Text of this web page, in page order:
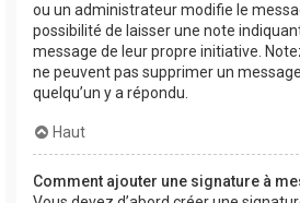
ou un administrateur modifie le
possibilité de laisser une note
message de leur propre initiative.
ne peuvent pas supprimer un
quelqu’un y a répondu.
Haut
Comment ajouter une signature à